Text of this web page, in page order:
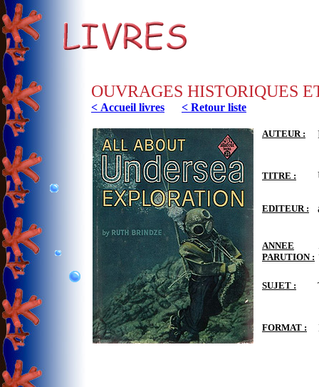
OUVRAGES HISTORIQUES
< Accueil livres < Retour liste
AUTEUR :
TITRE :
EDITEUR :
ANNEE
PARUTION :
SUJET :
FORMAT :